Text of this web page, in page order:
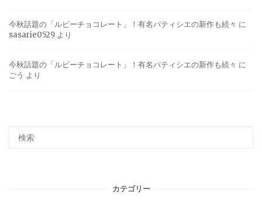
今秋話題の「ルビーチョコレート」！有名パティシエの新作も続々 に
sasarie0529 より
今秋話題の「ルビーチョコレート」！有名パティシエの新作も続々 に
ごう より
カテゴリー